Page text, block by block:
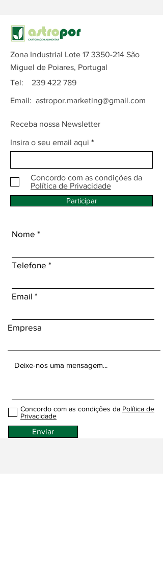
Zona Industrial Lote 17 3350-214 São
Miguel de Poiares, Portugal
Tel: 239 422 789
Email: astropor.marketing@gmail.com
Receba nossa Newsletter
Insira o seu email aqui
Concordo com as condições da
Política de Privacidade
Participar
Nome
Telefone
Email
Empresa
Concordo com as condições da Política de
Privacidade
Enviar